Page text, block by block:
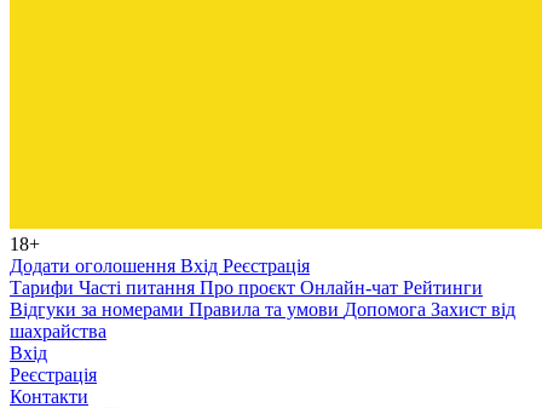
18+
Додати оголошення Вхід Реєстрація
Тарифи Часті питання Про проєкт Онлайн-чат Рейтинги
Відгуки за номерами Правила та умови Допомога Захист від
шахрайства
Вхід
Реєстрація
Контакти